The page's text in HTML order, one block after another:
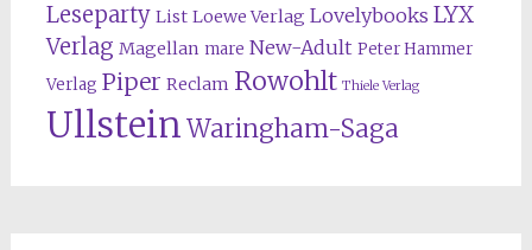
Leseparty List Loewe Verlag Lovelybooks LYX
Verlag Magellan mare New-Adult Peter Hammer
Verlag Piper Reclam Rowohlt Thiele Verlag
UllsteinWaringham-Saga